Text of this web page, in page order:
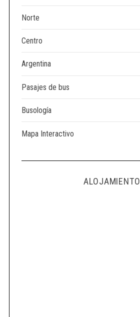
Norte
Centro
Argentina
Pasajes de bus
Busología
Mapa Interactivo
ALOJAMIENTO